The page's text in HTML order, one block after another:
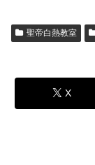
聖帝白熱教室
X